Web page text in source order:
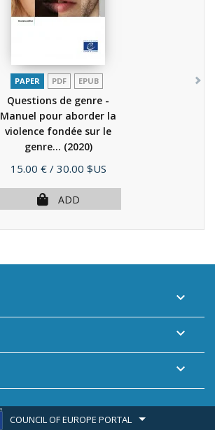
PAPER PDF EPUB
Questions de genre -
Manuel pour aborder la
violence fondée sur le
genre... (2020)
Price
15.00 € / 30.00 $US
ADD



COUNCIL OF EUROPE PORTAL